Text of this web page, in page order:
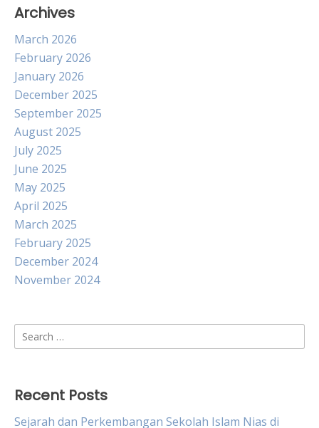
Archives
March 2026
February 2026
January 2026
December 2025
September 2025
August 2025
July 2025
June 2025
May 2025
April 2025
March 2025
February 2025
December 2024
November 2024
Search
for:
Recent Posts
Sejarah dan Perkembangan Sekolah Islam Nias di